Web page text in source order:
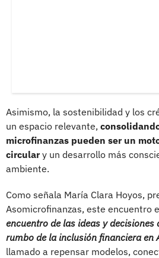
Asimismo, la sostenibilidad y los
un espacio relevante,
microfinanzas pueden ser un
circulary un desarrollo más
ambiente.
Como señala María Clara Hoyos,
Asomicrofinanzas, este encuentro
encuentro de las ideas y decisiones
rumbo de la inclusión financiera en
llamado a repensar modelos,